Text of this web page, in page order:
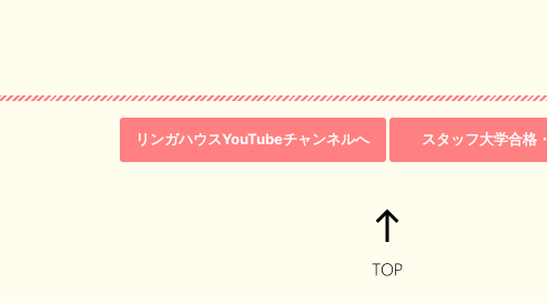
リンガハウスYouTubeチャンネルへ スタッフ大学合格